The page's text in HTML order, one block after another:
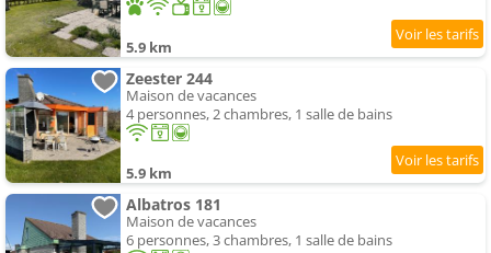
5.9 km
Zeester 244
Maison de vacances
4 personnes, 2 chambres, 1 salle de bains
5.9 km
Albatros 181
Maison de vacances
6 personnes, 3 chambres, 1 salle de bains